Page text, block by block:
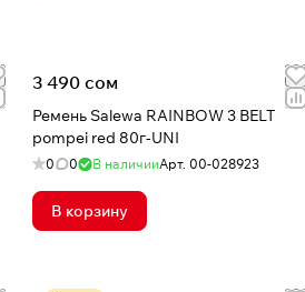
3 490 сом
Ремень Salewa RAINBOW 3 BELT
pompei red 80г-UNI
0 0 В наличииАрт. 00-028923
В корзину